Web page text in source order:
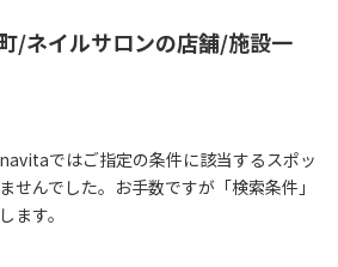
/ネイルサロンの店舗/施設一
ではご指定の条件に該当するスポッ
せんでした。お手数ですが「検索条件」
ます。